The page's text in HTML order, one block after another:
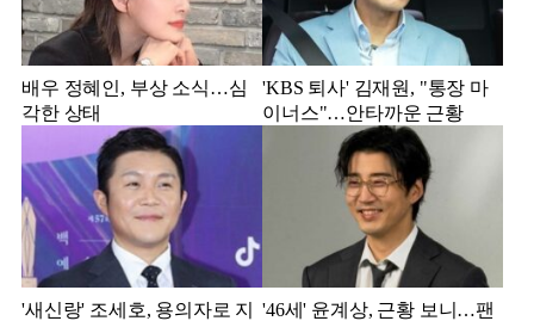
배우 정혜인, 부상 소식…심
각한 상태
'KBS 퇴사' 김재원, "통장 마
이너스"…안타까운 근황
'새신랑' 조세호, 용의자로 지
'46세' 윤계상, 근황 보니…팬